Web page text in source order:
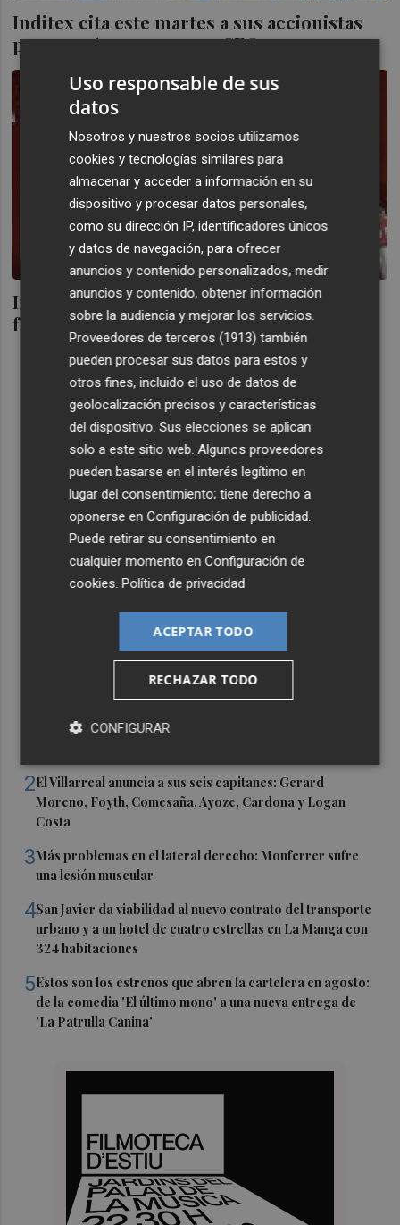
Inditex cita este martes a sus accionistas
para nombrar un nuevo CEO
Inditex celebra mañana junta bajo un
futuro muy prometedor
Últimas Noticias
Castelló apuesta por convertir el eclipse en un referente
2El Villarreal anuncia a sus seis capitanes: Gerard
Moreno, Foyth, Comesaña, Ayoze, Cardona y Logan
Costa
3Más problemas en el lateral derecho: Monferrer sufre
una lesión muscular
4San Javier da viabilidad al nuevo contrato del transporte
urbano y a un hotel de cuatro estrellas en La Manga con
324 habitaciones
5Estos son los estrenos que abren la cartelera en agosto:
de la comedia 'El último mono' a una nueva entrega de
'La Patrulla Canina'
Uso responsable de sus
datos
Nosotros y nuestros socios utilizamos
cookies y tecnologías similares para
almacenar y acceder a información en su
dispositivo y procesar datos personales,
como su dirección IP, identificadores únicos
y datos de navegación, para ofrecer
anuncios y contenido personalizados, medir
anuncios y contenido, obtener información
sobre la audiencia y mejorar los servicios.
Proveedores de terceros (1913) también
pueden procesar sus datos para estos y
otros fines, incluido el uso de datos de
geolocalización precisos y características
del dispositivo. Sus elecciones se aplican
solo a este sitio web. Algunos proveedores
pueden basarse en el interés legítimo en
lugar del consentimiento; tiene derecho a
oponerse enConfiguración de publicidad
Puede retirar su consentimiento en
cualquier momento enConfiguración de
cookies .Política de privacidad
ACEPTAR TODO
RECHAZAR TODO
CONFIGURAR